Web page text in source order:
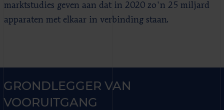
marktstudies geven aan dat in 2020 zo'n 25 miljard
apparaten met elkaar in verbinding staan.
GRONDLEGGER VAN
VOORUITGANG